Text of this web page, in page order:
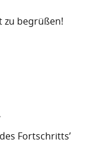
zu begrüßen!
Fortschritts’